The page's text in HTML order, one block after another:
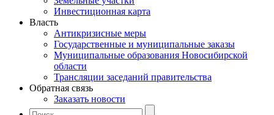
Инвестиционная карта
Власть
Антикризисные меры
Государственные и муниципальные заказы
Муниципальные образования Новосибирской
области
Трансляции заседаний правительства
Обратная связь
Заказать новости